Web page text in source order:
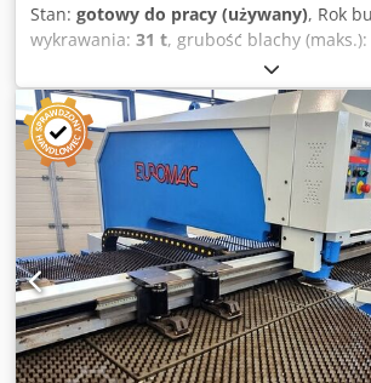
Stan: gotowy do pracy (używany), Rok
wykrawania: 31 t, grubość blachy (maks.):
, przesuw osi Z:
Wykrawarka CNC wyprodukowana w
hybrydowy Euromac MTX FLEX 12
maksymalną siłą wykrawania wynoszącą
skokiem osi X wynoszącym 1250 mm.
1300 mm w przypadku konfiguracji z
oraz 1250 mm w przypadku konfiguracji
narzędziem. Jeśli poszukują Państwo
rozwiązań w zakresie wykrawania, warto
oferowanej przez nas maszyny
FLEX 12. Prosimy o kontakt w celu
informacji. Dsdpfx Aszil H Ssi Iock • Skok
(wieloprzedmiotowy) / 1250 mm